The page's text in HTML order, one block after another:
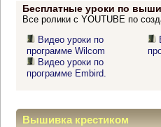
Бесплатные уроки по
Все ролики с YOUTUBE по
Видео уроки по
программе Wilcom
Видео уроки по
программе Embird.
Вышивка крестиком